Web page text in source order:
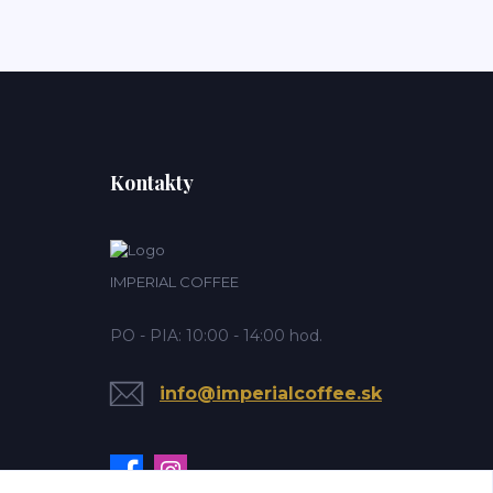
Kontakty
IMPERIAL COFFEE
PO - PIA: 10:00 - 14:00 hod.
info@imperialcoffee.sk